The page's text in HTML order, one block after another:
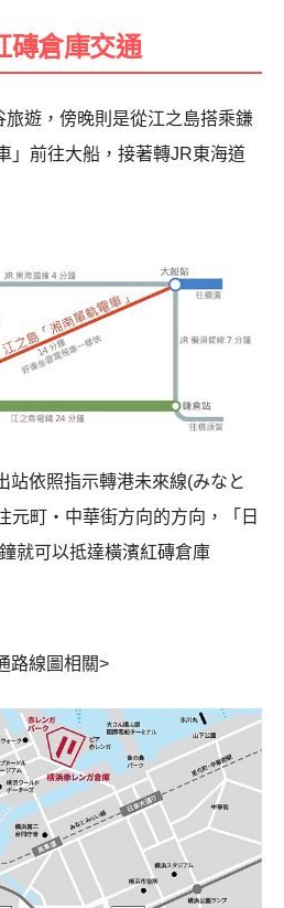
磚倉庫交通
遊，傍晚則是從江之島搭乘鎌
」前往大船，接著轉JR東海道
站依照指示轉港未來線(みなと
元町・中華街方向的方向，「日
就可以抵達橫濱紅磚倉庫
路線圖相關>